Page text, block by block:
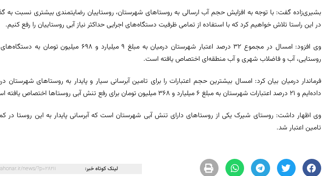
بشیری‌زاده گفت: با توجه به افزایش حجم آب ارسالی به روستاهای شهرستان، روستاییان رضایتمندی بیشتری نسبت به
در این راستا تلاش خواهیم کرد که با استفاده از تمامی ظرفیت دستگاه‌های اجرایی حداکثر نیاز آبی روستاییان را رفع کنیم.
وی افزود: امسال در مجموع ۳۲ درصد اعتبار شهرستان درمیان به مبلغ ۹ میلیارد و
روستایی، آب و فاضلاب شهری و آب منطقه‌ای اختصاص یافته است.
فرماندار درمیان بیان کرد: امسال بیشترین حجم اعتبارات را برای تامین آبرسانی سیار و پایدار به روستاهای شهرستان
داده‌ایم و ۲۱ درصد اعتبارات شهرستان به مبلغ ۶ میلیارد و ۳۶۸ میلیون تومان برای رفع تنش آبی روستاها اختصاص یافته است.
وی اظهار داشت: روستای شیرک یکی از روستاهای دارای تنش آبی شهرستان است که آبرسانی پایدار به این روستا در
تامین اعتبار شد.
لینک کوتاه خبر: news/?p=28211